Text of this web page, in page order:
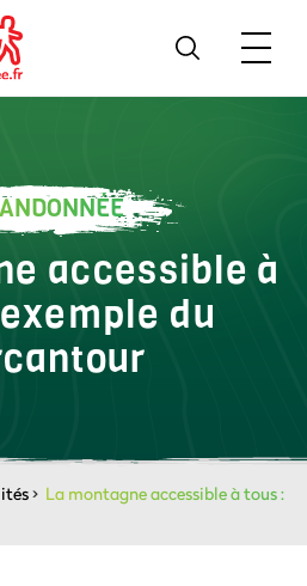
accessible à
du
> La montagne accessible à tous :